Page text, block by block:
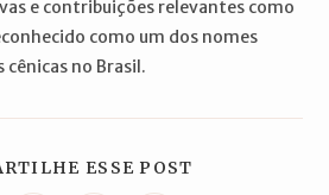
e contribuições relevantes como
como um dos nomes
no Brasil.
ESSE POST